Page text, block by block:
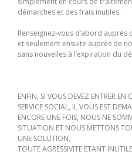
démarches et des frais inutiles.
Renseignez-vous d’abord
et seulement ensuite auprès de
sans nouvelles à l’expiration du
ENFIN, SI VOUS DEVEZ ENTRER
SERVICE SOCIAL, IL VOUS EST
ENCORE UNE FOIS, NOUS NE
SITUATION ET NOUS METTONS
UNE SOLUTION,
TOUTE AGRESSIVITE ETANT